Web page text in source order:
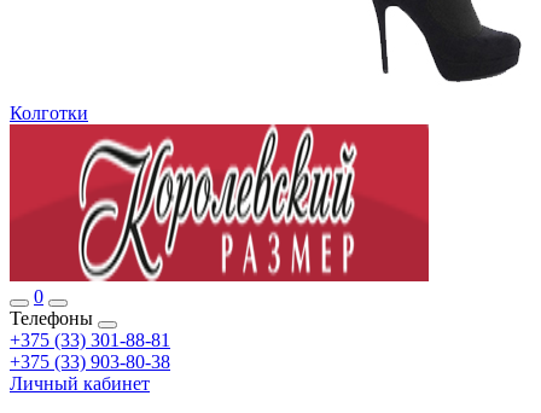
Колготки
0
Телефоны
+375 (33) 301-88-81
+375 (33) 903-80-38
Личный кабинет